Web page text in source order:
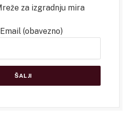
za izgradnju mira
(obavezno)